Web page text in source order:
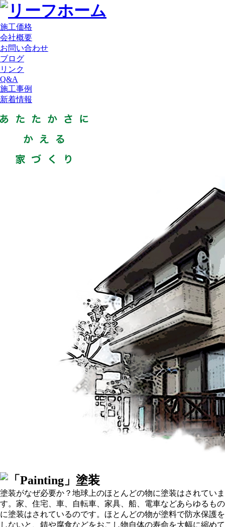
施工価格
会社概要
お問い合わせ
ブログ
リンク
Q&A
施工事例
新着情報
塗装がなぜ必要か？地球上のほとんどの物に塗装はされていま
す。家、住宅、車、自転車、家具、船、電車などあらゆるもの
に塗装はされているのです。ほとんどの物が塗料で防水保護を
しないと、錆や腐食などをおこし物自体の寿命を大幅に縮めて